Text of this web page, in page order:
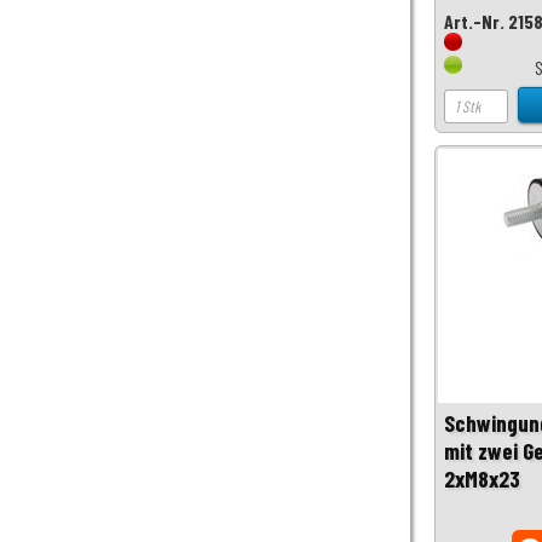
Art.-Nr.
mit zwei
2xM8x23